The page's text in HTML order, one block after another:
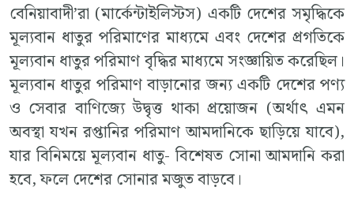
বেনিয়াবাদী’রা (মার্কেন্টাইলিস্টস) একটি দেশের সমৃদ্ধিকে
মূল্যবান ধাতুর পরিমাণের মাধ্যমে এবং দেশের প্রগতিকে
মূল্যবান ধাতুর পরিমাণ বৃদ্ধির মাধ্যমে সংজ্ঞায়িত করেছিল।
মূল্যবান ধাতুর পরিমাণ বাড়ানোর জন্য একটি দেশের পণ্য
ও সেবার বাণিজ্যে উদ্বৃত্ত থাকা প্রয়োজন (অর্থাৎ এমন
অবস্থা যখন রপ্তানির পরিমাণ আমদানিকে ছাড়িয়ে যাবে),
যার বিনিময়ে মূল্যবান ধাতু- বিশেষত সোনা আমদানি করা
হবে, ফলে দেশের সোনার মজুত বাড়বে।